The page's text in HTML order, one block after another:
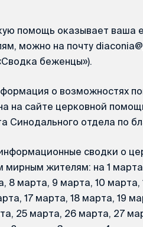
помощь оказывает ваша
можно на почту
беженцы»).
о возможностях
на сайте церковной
Синодального отдела по
сводки о
мирным жителям: на 1
8 марта, 9 марта, 10 марта,
17 марта, 18 марта, 19
25 марта, 26 марта, 27